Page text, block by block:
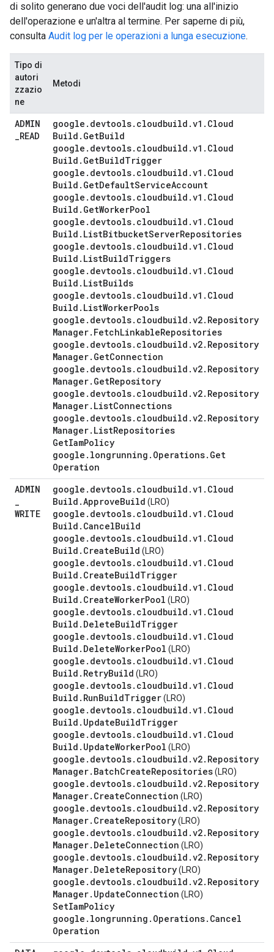
di solito generano due voci dell'audit log: una all'inizio
dell'operazione e un'altra al termine. Per saperne di più,
consulta Audit log per le operazioni a lunga esecuzione.
Tipo di
autori
zzazio
ne
Metodi
ADMIN
_READ
google . devtools. cloudbuild .v1 . Cloud
Build . GetBuild
google . devtools. cloudbuild .v1 . Cloud
Build . GetBuildTrigger
google . devtools. cloudbuild .v1 . Cloud
Build . GetDefaultServiceAccount
google . devtools. cloudbuild .v1 . Cloud
Build . GetWorkerPool
google . devtools. cloudbuild .v1 . Cloud
Build . ListBitbucketServerRepositories
google . devtools. cloudbuild .v1 . Cloud
Build . ListBuildTriggers
google . devtools. cloudbuild .v1 . Cloud
Build . ListBuilds
google . devtools. cloudbuild .v1 . Cloud
Build . ListWorkerPools
google . devtools. cloudbuild .v2. Repository
Manager. FetchLinkableRepositories
google . devtools. cloudbuild .v2. Repository
Manager. GetConnection
google . devtools. cloudbuild .v2. Repository
Manager. GetRepository
google . devtools. cloudbuild .v2. Repository
Manager. ListConnections
google . devtools. cloudbuild .v2. Repository
Manager. ListRepositories
GetIamPolicy
google . longrunning . Operations. Get
Operation
ADMIN
_
WRITE
google . devtools. cloudbuild .v1 . Cloud
Build .ApproveBuild (LRO)
google . devtools. cloudbuild .v1 . Cloud
Build . CancelBuild
google . devtools. cloudbuild .v1 . Cloud
Build . CreateBuild (LRO)
google . devtools. cloudbuild .v1 . Cloud
Build . CreateBuildTrigger
google . devtools. cloudbuild .v1 . Cloud
Build . CreateWorkerPool (LRO)
google . devtools. cloudbuild .v1 . Cloud
Build . DeleteBuildTrigger
google . devtools. cloudbuild .v1 . Cloud
Build . DeleteWorkerPool (LRO)
google . devtools. cloudbuild .v1 . Cloud
Build . RetryBuild (LRO)
google . devtools. cloudbuild .v1 . Cloud
Build . RunBuildTrigger(LRO)
google . devtools. cloudbuild .v1 . Cloud
Build . UpdateBuildTrigger
google . devtools. cloudbuild .v1 . Cloud
Build . UpdateWorkerPool (LRO)
google . devtools. cloudbuild .v2. Repository
Manager. BatchCreateRepositories(LRO)
google . devtools. cloudbuild .v2. Repository
Manager. CreateConnection (LRO)
google . devtools. cloudbuild .v2. Repository
Manager. CreateRepository(LRO)
google . devtools. cloudbuild .v2. Repository
Manager. DeleteConnection (LRO)
google . devtools. cloudbuild .v2. Repository
Manager. DeleteRepository(LRO)
google . devtools. cloudbuild .v2. Repository
Manager. UpdateConnection (LRO)
SetIamPolicy
google . longrunning . Operations. Cancel
Operation